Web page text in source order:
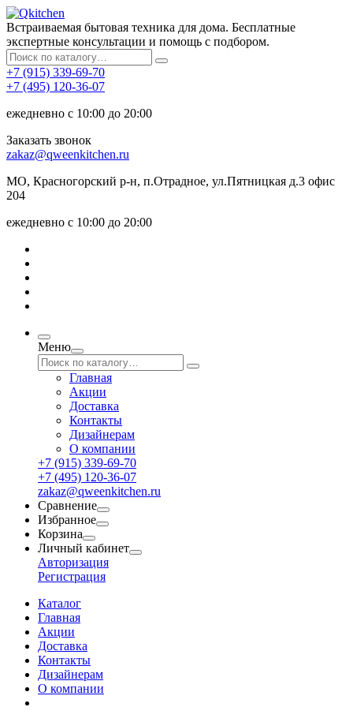
Встраиваемая бытовая техника для дома. Бесплатные
экспертные консультации и помощь с подбором.
+7 (915) 339-69-70
+7 (495) 120-36-07
ежедневно с 10:00 до 20:00
Заказать звонок
zakaz@qweenkitchen.ru
МО, Красногорский р-н, п.Отрадное, ул.Пятницкая д.3 офис
204
ежедневно с 10:00 до 20:00
Меню
Главная
Акции
Доставка
Контакты
Дизайнерам
О компании
+7 (915) 339-69-70
+7 (495) 120-36-07
zakaz@qweenkitchen.ru
Сравнение
Избранное
Корзина
Личный кабинет
Авторизация
Регистрация
Каталог
Главная
Акции
Доставка
Контакты
Дизайнерам
О компании